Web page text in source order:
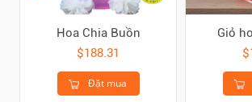
Hoa Chia Buồn
$188.31
Đặt mua
Giỏ